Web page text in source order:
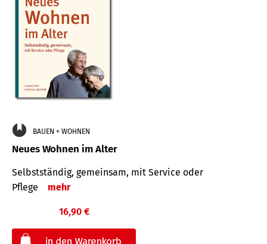
BAUEN + WOHNEN
Neues Wohnen im Alter
Selbstständig, gemeinsam, mit Service oder
Pflege
mehr
16,90 €